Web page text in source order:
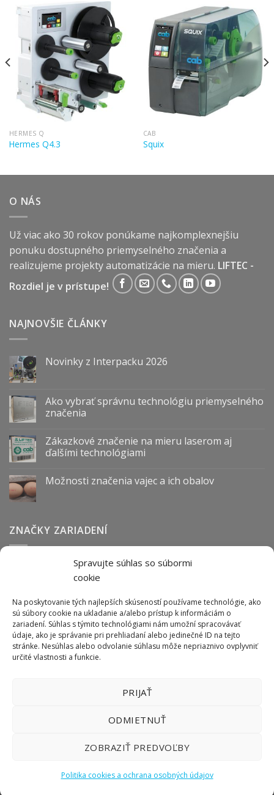
Spravujte súhlas so súbormi
cookie
Na poskytovanie tých najlepších skúseností používame technológie, ako
sú súbory cookie na ukladanie a/alebo prístup k informáciám o
zariadení. Súhlas s týmito technológiami nám umožní spracovávať
údaje, ako je správanie pri prehliadaní alebo jedinečné ID na tejto
stránke. Nesúhlas alebo odvolanie súhlasu môže nepriaznivo ovplyvniť
určité vlastnosti a funkcie.
PRIJAŤ
ODMIETNUŤ
ZOBRAZIŤ PREDVOĽBY
Politika cookies a ochrana osobných údajov
HERMES Q
Hermes Q4.3
CAB
Squix
O NÁS
Už viac ako 30 rokov ponúkame najkomplexnejšiu
ponuku dostupného priemyselného značenia a
realizujeme projekty automatizácie na mieru. LIFTEC -
Rozdiel je v prístupe!
NAJNOVŠIE ČLÁNKY
Novinky z Interpacku 2026
Ako vybrať správnu technológiu priemyselného
značenia
Zákazkové značenie na mieru laserom aj
ďalšími technológiami
Možnosti značenia vajec a ich obalov
ZNAČKY ZARIADENÍ
Anser Arca BOFA cab Carl Valentin
Datalogic Hitachi
Norwix
Purex Tiflex Tykma Zanasi
ODBER NEWSLETTERU
Copyright 2026 ©LIFTEC SK